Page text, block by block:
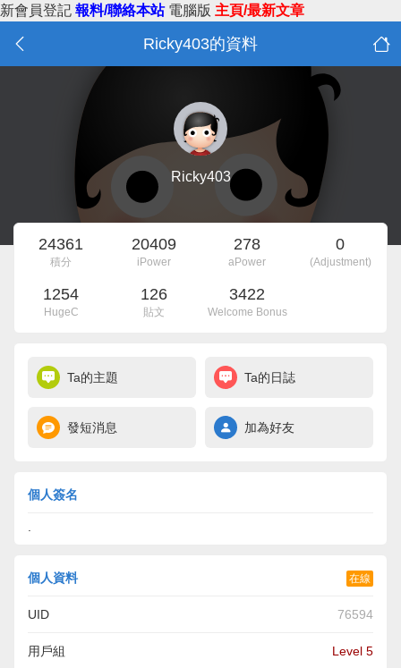
新會員登記 報料/聯絡本站 電腦版 主頁/最新文章
Ricky403的資料
Ricky403
24361
積分
20409
iPower
278
aPower
0
(Adjustment)
1254
HugeC
126
貼文
3422
Welcome Bonus
Ta的主題 Ta的日誌
發短消息 加為好友
個人簽名
個人資料 在線
UID 76594
用戶組 Level 5